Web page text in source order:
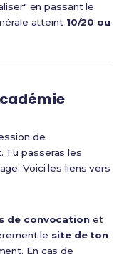
en passant le
atteint 10/20 ou
de
Tu passeras les
Voici les liens vers
de convocationet
le site de ton
En cas de